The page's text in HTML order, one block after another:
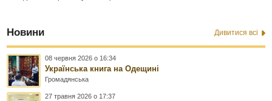
Новини Дивитися всі
08 червня 2026 о 16:34
Українська книга на Одещині
Громадянська
27 травня 2026 о 17:37